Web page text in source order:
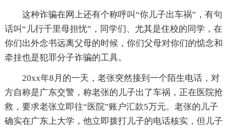
这种诈骗在网上还有个称呼叫“你儿子出车祸”，有句
话叫“儿行千里母担忧”，同学们、尤其是住校的同学，在
你们出外念书远离父母的时候，你们父母对你们的惦念和
牵挂也是犯罪分子诈骗的工具。
20xx年8月的一天，老张突然接到一个陌生电话，对
方自称是广东交警，称老张的儿子出了车祸，正在医院抢
救，要求老张立即往“医院”账户汇款5万元。老张的儿子
确实在广东上大学，他立即拨打儿子的电话核实，但儿子